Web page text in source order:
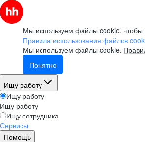
Мы используем файлы cookie, чтобы
Правила использования файлов
Мы используем файлы cookie.
Понятно
Ищу работу
Ищу работу
Ищу работу
Ищу сотрудника
Сервисы
Помощь